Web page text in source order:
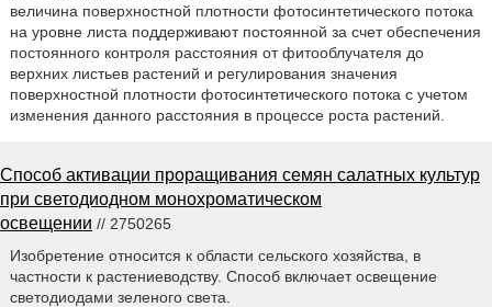
величина поверхностной плотности фотосинтетического потока
на уровне листа поддерживают постоянной за счет обеспечения
постоянного контроля расстояния от фитооблучателя до
верхних листьев растений и регулирования значения
поверхностной плотности фотосинтетического потока с учетом
изменения данного расстояния в процессе роста растений.
Способ активации проращивания семян салатных культур
при светодиодном монохроматическом
освещении // 2750265
Изобретение относится к области сельского хозяйства, в
частности к растениеводству. Способ включает освещение
светодиодами зеленого света.